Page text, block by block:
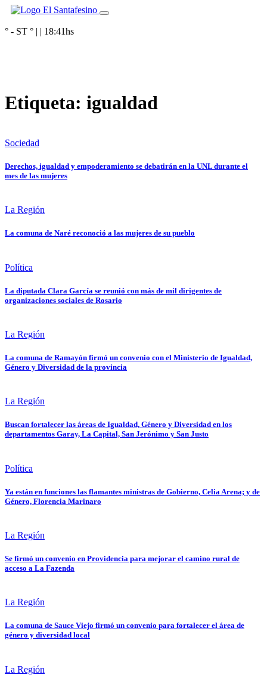
° - ST ° | | 18:41hs
Etiqueta: igualdad
Sociedad
Derechos, igualdad y empoderamiento se debatirán en la UNL durante el
mes de las mujeres
La Región
La comuna de Naré reconoció a las mujeres de su pueblo
Política
La diputada Clara García se reunió con más de mil dirigentes de
organizaciones sociales de Rosario
La Región
La comuna de Ramayón firmó un convenio con el Ministerio de Igualdad,
Género y Diversidad de la provincia
La Región
Buscan fortalecer las áreas de Igualdad, Género y Diversidad en los
departamentos Garay, La Capital, San Jerónimo y San Justo
Política
Ya están en funciones las flamantes ministras de Gobierno, Celia Arena; y de
Género, Florencia Marinaro
La Región
Se firmó un convenio en Providencia para mejorar el camino rural de
acceso a La Fazenda
La Región
La comuna de Sauce Viejo firmó un convenio para fortalecer el área de
género y diversidad local
La Región